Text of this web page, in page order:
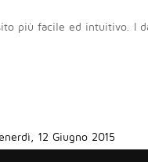
più facile ed intuitivo. I
12 Giugno 2015